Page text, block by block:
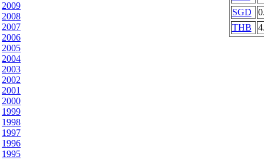
2009
2008
2007
2006
2005
2004
2003
2002
2001
2000
1999
1998
1997
1996
1995
SGD
THB